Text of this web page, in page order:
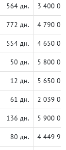
564 дн. 3 400
772 дн. 4 790
554 дн. 4 650
50 дн. 5 800
12 дн. 5 650
61 дн. 2 039
136 дн. 5 900
80 дн. 4 449